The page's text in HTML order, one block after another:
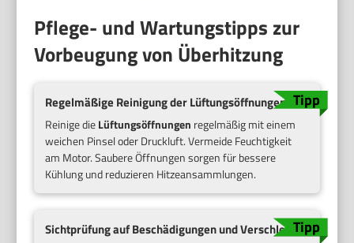
Pflege- und Wartungstipps zur
Vorbeugung von Überhitzung
Regelmäßige Reinigung der Lüftungsöffnungen
Reinige dieLüftungsöffnungen regelmäßig mit einem
weichen Pinsel oder Druckluft. Vermeide Feuchtigkeit
am Motor. Saubere Öffnungen sorgen für bessere
Kühlung und reduzieren Hitzeansammlungen.
Sichtprüfung auf Beschädigungen und Verschleiß